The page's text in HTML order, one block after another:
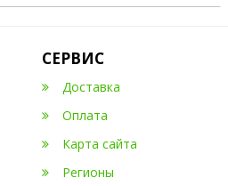
СЕРВИС
Доставка
Оплата
Карта сайта
Регионы